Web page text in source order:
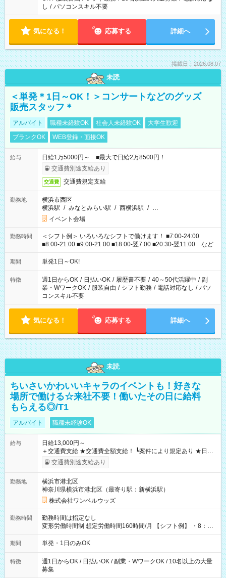
し / パソコンスキル不要
気になる！ 応募する 詳細へ
掲載日：2026.08.07
未読
＜単発＊1日～OK！＞コンサートなどのグッズ
販売スタッフ＊
アルバイト 職種未経験OK 社会人未経験OK
大学生歓迎
ブランクOK
WEB登録・面接OK
給与
日給1万5000円～ ■最大で日給2万8500円！
交通費別途支給あり
交通費 交通費規定支給
勤務地
横浜市西区
横浜駅 / みなとみらい駅 / 西横浜駅 / …
イベント会場
勤務時間
＜シフト例＞ いろいろなシフトで働けます！ ■7:00-24:00
■8:00-21:00 ■9:00-21:00 ■18:00-翌7:00 ■20:30-翌11:00 など
期間 単発1日～OK!
特徴 週1日からOK / 日払いOK / 履歴書不要 / 40～50代活躍中 / 副
業・WワークOK / 服装自由 / シフト勤務 / 電話対応なし / パソ
コンスキル不要
気になる！ 応募する 詳細へ
未読
ちいさいかわいいキャラのイベントも！好きな
場所で働ける☆来社不要！働いたその日に給料
もらえる◎/T1
アルバイト 職種未経験OK
給与
日給13,000円～
＋交通費支給 ★交通費全額支給！ ┗案件により規定あり ★日払
いOK！（規定あり） ┗働いたその日に現金GET♪ お仕事後はコ
ンビニATMから 日払い分を引き落とせます！ 【試用期間】試
交通費別途支給あり
勤務地
横浜市港北区
神奈川県横浜市港北区（最寄り駅：新横浜駅）
株式会社ワンベルウッズ
勤務時間
勤務時間は指定なし
変形労働時間制 想定労働時間160時間/月 【シフト例】 ・8：00
～21：00
期間 単発・1日のみOK
特徴
週1日からOK / 日払いOK / 副業・WワークOK / 10名以上の大量
募集